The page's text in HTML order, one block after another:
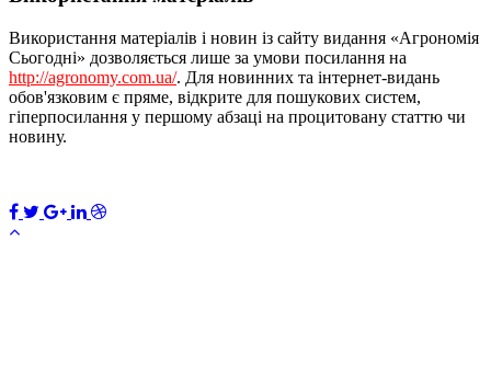
Використання матеріалів і новин із сайту видання «Агрономія
Сьогодні» дозволяється лише за умови посилання на
http://agronomy.com.ua/. Для новинних та інтернет-видань
обов'язковим є пряме, відкрите для пошукових систем,
гіперпосилання у першому абзаці на процитовану статтю чи
новину.